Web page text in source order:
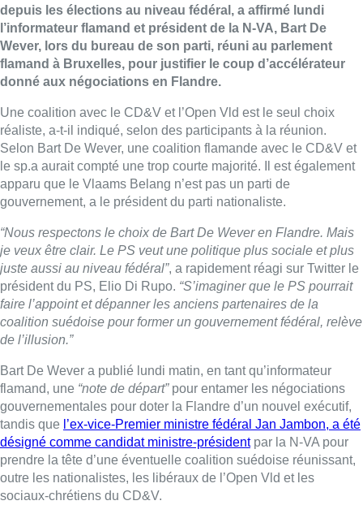
depuis les élections au niveau fédéral, a affirmé lundi
l’informateur flamand et président de la N-VA, Bart De
Wever, lors du bureau de son parti, réuni au parlement
flamand à Bruxelles, pour justifier le coup d’accélérateur
donné aux négociations en Flandre.
Une coalition avec le CD&V et l’Open Vld est le seul choix
réaliste, a-t-il indiqué, selon des participants à la réunion.
Selon Bart De Wever, une coalition flamande avec le CD&V et
le sp.a aurait compté une trop courte majorité. Il est également
apparu que le Vlaams Belang n’est pas un parti de
gouvernement, a le président du parti nationaliste.
“Nous respectons le choix de Bart De Wever en Flandre. Mais
je veux être clair. Le PS veut une politique plus sociale et plus
juste aussi au niveau fédéral”, a rapidement réagi sur Twitter le
président du PS, Elio Di Rupo. “S’imaginer que le PS pourrait
faire l’appoint et dépanner les anciens partenaires de la
coalition suédoise pour former un gouvernement fédéral, relève
de l’illusion.”
Bart De Wever a publié lundi matin, en tant qu’informateur
flamand, une “note de départ”pour entamer les négociations
gouvernementales pour doter la Flandre d’un nouvel exécutif,
tandis que l’ex-vice-Premier ministre fédéral Jan Jambon, a été
désigné comme candidat ministre-présidentpar la N-VA pour
prendre la tête d’une éventuelle coalition suédoise réunissant,
outre les nationalistes, les libéraux de l’Open Vld et les
sociaux-chrétiens du CD&V.